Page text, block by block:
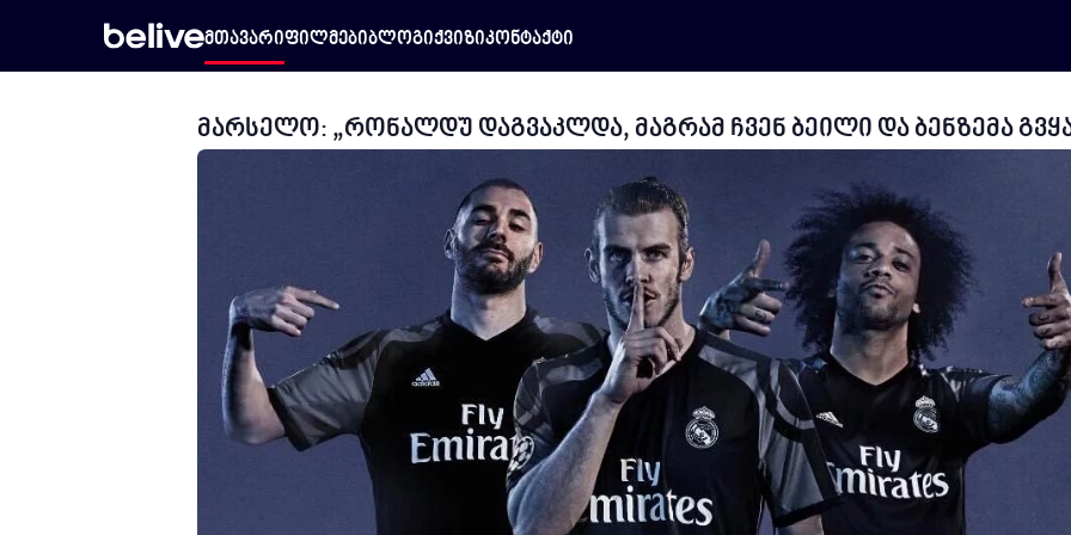
მთავარიფილმებიბლოგიქვიზიკონტაქტი
მარსელო: „რონალდუ დაგვაკლდა, მაგრამ ჩვენ ბეილი და ბენზემა